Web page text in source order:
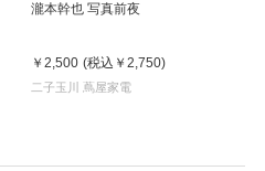
瀧本幹也 写真前夜
￥2,500 (税込 ￥2,750)
二子玉川 蔦屋家電